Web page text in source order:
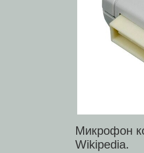
Микрофон
Wikipedia.